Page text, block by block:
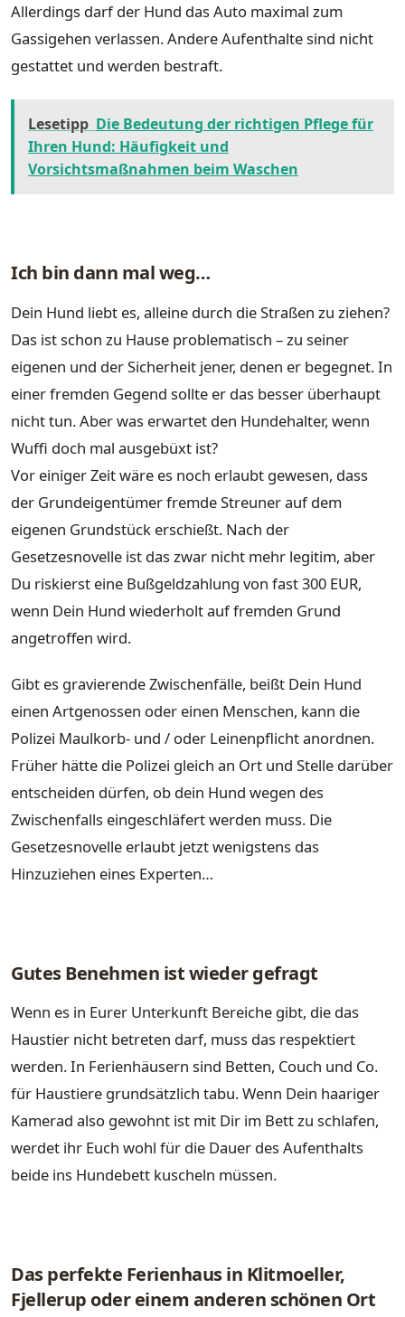
Allerdings darf der Hund das Auto maximal zum
Gassigehen verlassen. Andere Aufenthalte sind nicht
gestattet und werden bestraft.
Lesetipp Die Bedeutung der richtigen Pflege für
Ihren Hund: Häufigkeit und
Vorsichtsmaßnahmen beim Waschen
Ich bin dann mal weg…
Dein Hund liebt es, alleine durch die Straßen zu ziehen?
Das ist schon zu Hause problematisch – zu seiner
eigenen und der Sicherheit jener, denen er begegnet. In
einer fremden Gegend sollte er das besser überhaupt
nicht tun. Aber was erwartet den Hundehalter, wenn
Wuffi doch mal ausgebüxt ist?
Vor einiger Zeit wäre es noch erlaubt gewesen, dass
der Grundeigentümer fremde Streuner auf dem
eigenen Grundstück erschießt. Nach der
Gesetzesnovelle ist das zwar nicht mehr legitim, aber
Du riskierst eine Bußgeldzahlung von fast 300 EUR,
wenn Dein Hund wiederholt auf fremden Grund
angetroffen wird.
Gibt es gravierende Zwischenfälle, beißt Dein Hund
einen Artgenossen oder einen Menschen, kann die
Polizei Maulkorb- und / oder Leinenpflicht anordnen.
Früher hätte die Polizei gleich an Ort und Stelle darüber
entscheiden dürfen, ob dein Hund wegen des
Zwischenfalls eingeschläfert werden muss. Die
Gesetzesnovelle erlaubt jetzt wenigstens das
Hinzuziehen eines Experten…
Gutes Benehmen ist wieder gefragt
Wenn es in Eurer Unterkunft Bereiche gibt, die das
Haustier nicht betreten darf, muss das respektiert
werden. In Ferienhäusern sind Betten, Couch und Co.
für Haustiere grundsätzlich tabu. Wenn Dein haariger
Kamerad also gewohnt ist mit Dir im Bett zu schlafen,
werdet ihr Euch wohl für die Dauer des Aufenthalts
beide ins Hundebett kuscheln müssen.
Das perfekte Ferienhaus in Klitmoeller,
Fjellerup oder einem anderen schönen Ort